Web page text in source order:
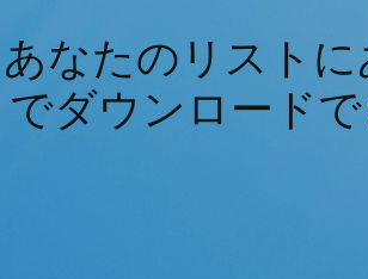
あなたのリスト
でダウンロードで